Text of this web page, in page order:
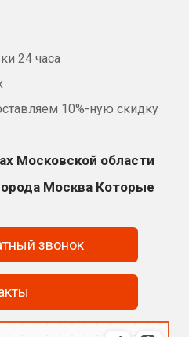
24 часа
10%-ную скидку
Московской области
Москва Которые
Заказать обратный звонок